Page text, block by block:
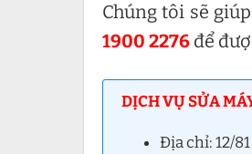
Chúng tôi sẽ
1900 2276 để
DỊCH VỤ SỬA
Địa chỉ: 12/